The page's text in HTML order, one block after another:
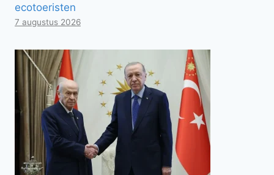
ecotoeristen
7 augustus 2026